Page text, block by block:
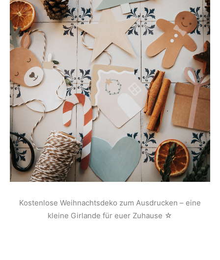
Kostenlose Weihnachtsdeko zum Ausdrucken – eine
kleine Girlande für euer Zuhause ☆